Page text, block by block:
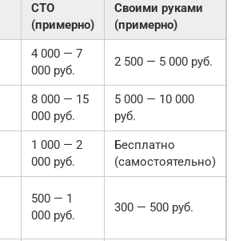
СТО
(примерно)
Своими руками
(примерно)
4 000 — 7
000 руб.
2 500 — 5 000 руб.
8 000 — 15
000 руб.
5 000 — 10 000
руб.
1 000 — 2
000 руб.
Бесплатно
(самостоятельно)
500 — 1
000 руб.
300 — 500 руб.